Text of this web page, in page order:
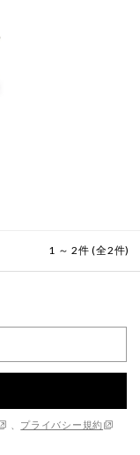
1 ～ 2件 (全2件)
プライバシー規約